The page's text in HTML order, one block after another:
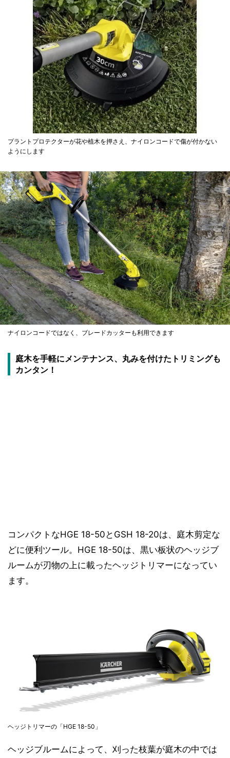
プラントプロテクターが花や植木を押さえ、ナイロンコードで傷が付かない
ようにします
ナイロンコードではなく、ブレードカッターも利用できます
庭木を手軽にメンテナンス、丸みを付けたトリミングも
カンタン！
コンパクトなHGE 18-50とGSH 18-20は、庭木剪定な
どに便利ツール。HGE 18-50は、黒い板状のヘッジブ
ルームが刃物の上に載ったヘッジトリマーになってい
ます。
ヘッジトリマーの「HGE 18-50」
ヘッジブルームによって、刈った枝葉が庭木の中では